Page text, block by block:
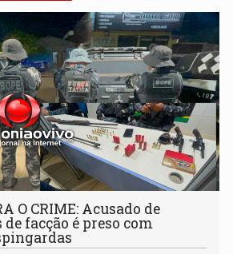
O CRIME: Acusado de
facção é preso com